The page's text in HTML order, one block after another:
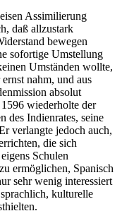
Assimilierung
daß allzustark
bewegen
sofortige Umstellung
Umständen wollte,
nahm, und aus
absolut
wiederholte der
des Indienrates, seine
verlangte jedoch auch,
die sich
Schulen
ermöglichen, Spanisch
sehr wenig interessiert
kulturelle